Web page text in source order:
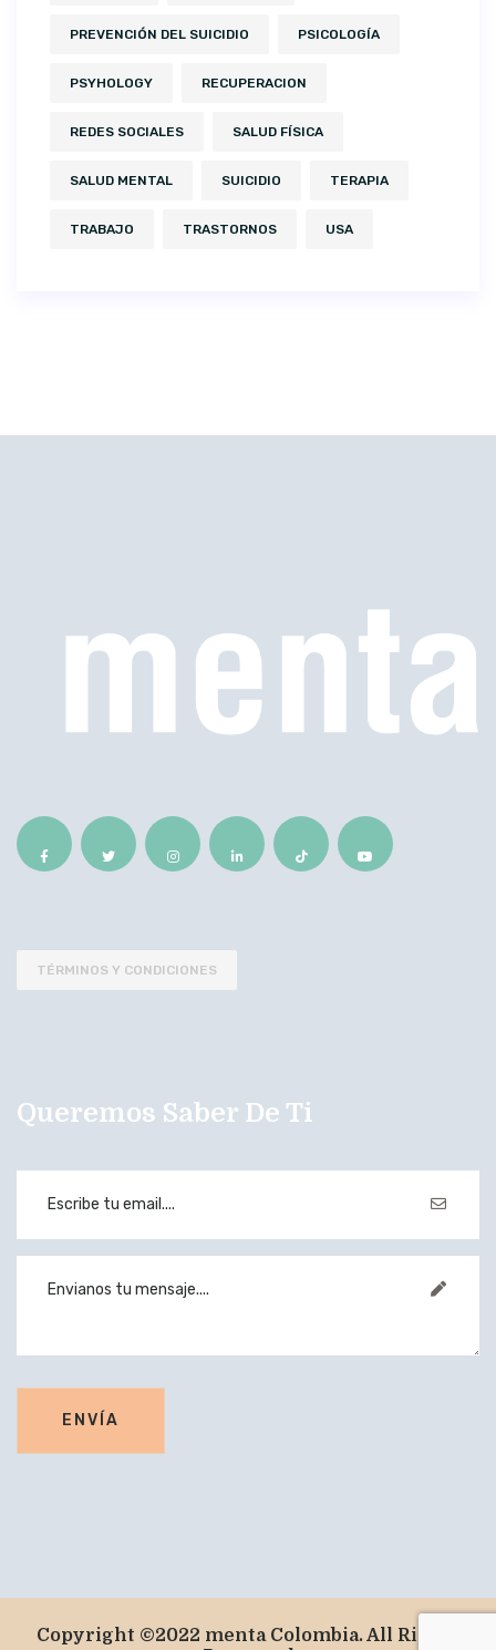
PREVENCIÓN DEL SUICIDIO PSICOLOGÍA
PSYHOLOGY RECUPERACION
REDES SOCIALES SALUD FÍSICA
SALUD MENTAL SUICIDIO TERAPIA
TRABAJO TRASTORNOS USA
TÉRMINOS Y CONDICIONES
Queremos Saber De Ti
Copyright ©2022 menta Colombia. All Rights